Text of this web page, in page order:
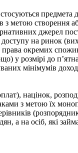
предмета
з метою створення
джерел
на ринок
окремих
у розмірі до
мінімумів
націнок,
з метою їх
а на осіб, які